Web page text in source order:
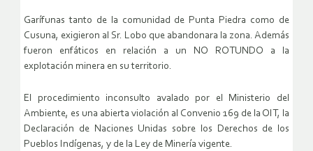
Garífunas tanto de la comunidad de Punta Piedra como de
Cusuna, exigieron al Sr. Lobo que abandonara la zona. Además
fueron enfáticos en relación a un NO ROTUNDO a la
explotación minera en su territorio.
El procedimiento inconsulto avalado por el Ministerio del
Ambiente, es una abierta violación al Convenio 169 de la OIT, la
Declaración de Naciones Unidas sobre los Derechos de los
Pueblos Indígenas, y de la Ley de Minería vigente.